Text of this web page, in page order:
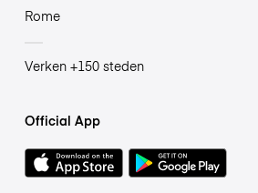
Rome
Verken +150 steden
Official App